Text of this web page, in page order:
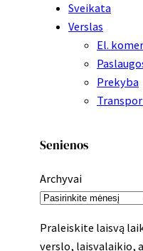
Sveikata
Verslas
El.
Prekyba
Senienos
Archyvai
Praleiskite laisvą
verslo, laisvalaikio,